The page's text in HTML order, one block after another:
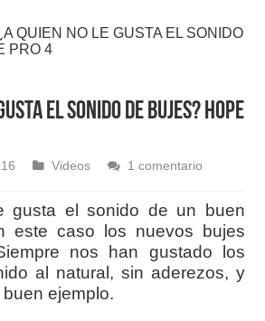
QUIEN NO LE GUSTA EL SONIDO
PRO 4
EL SONIDO DE BUJES? HOPE
Videos
1 comentario
gusta el sonido de un buen
este caso los nuevos bujes
nos han gustado los
al natural, sin aderezos, y
ejemplo.